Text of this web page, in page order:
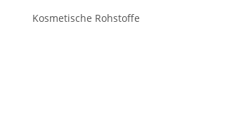
Kosmetische Rohstoffe